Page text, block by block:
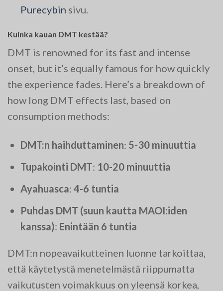
Purecybin sivu.
Kuinka kauan DMT kestää?
DMT is renowned for its fast and intense
onset, but it’s equally famous for how quickly
the experience fades. Here’s a breakdown of
how long DMT effects last, based on
consumption methods:
DMT:n haihduttaminen: 5-30 minuuttia
Tupakointi DMT: 10-20 minuuttia
Ayahuasca: 4-6 tuntia
Puhdas DMT (suun kautta MAOI:iden
kanssa): Enintään 6 tuntia
DMT:n nopeavaikutteinen luonne tarkoittaa,
että käytetystä menetelmästä riippumatta
vaikutusten voimakkuus on yleensä korkea,